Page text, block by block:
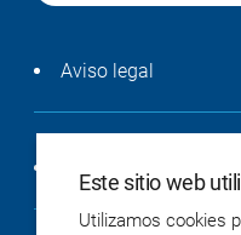
Aviso legal
Este sitio web
Utilizamos cookies